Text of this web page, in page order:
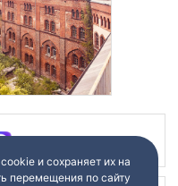
и сохраняет их на
перемещения по сайту